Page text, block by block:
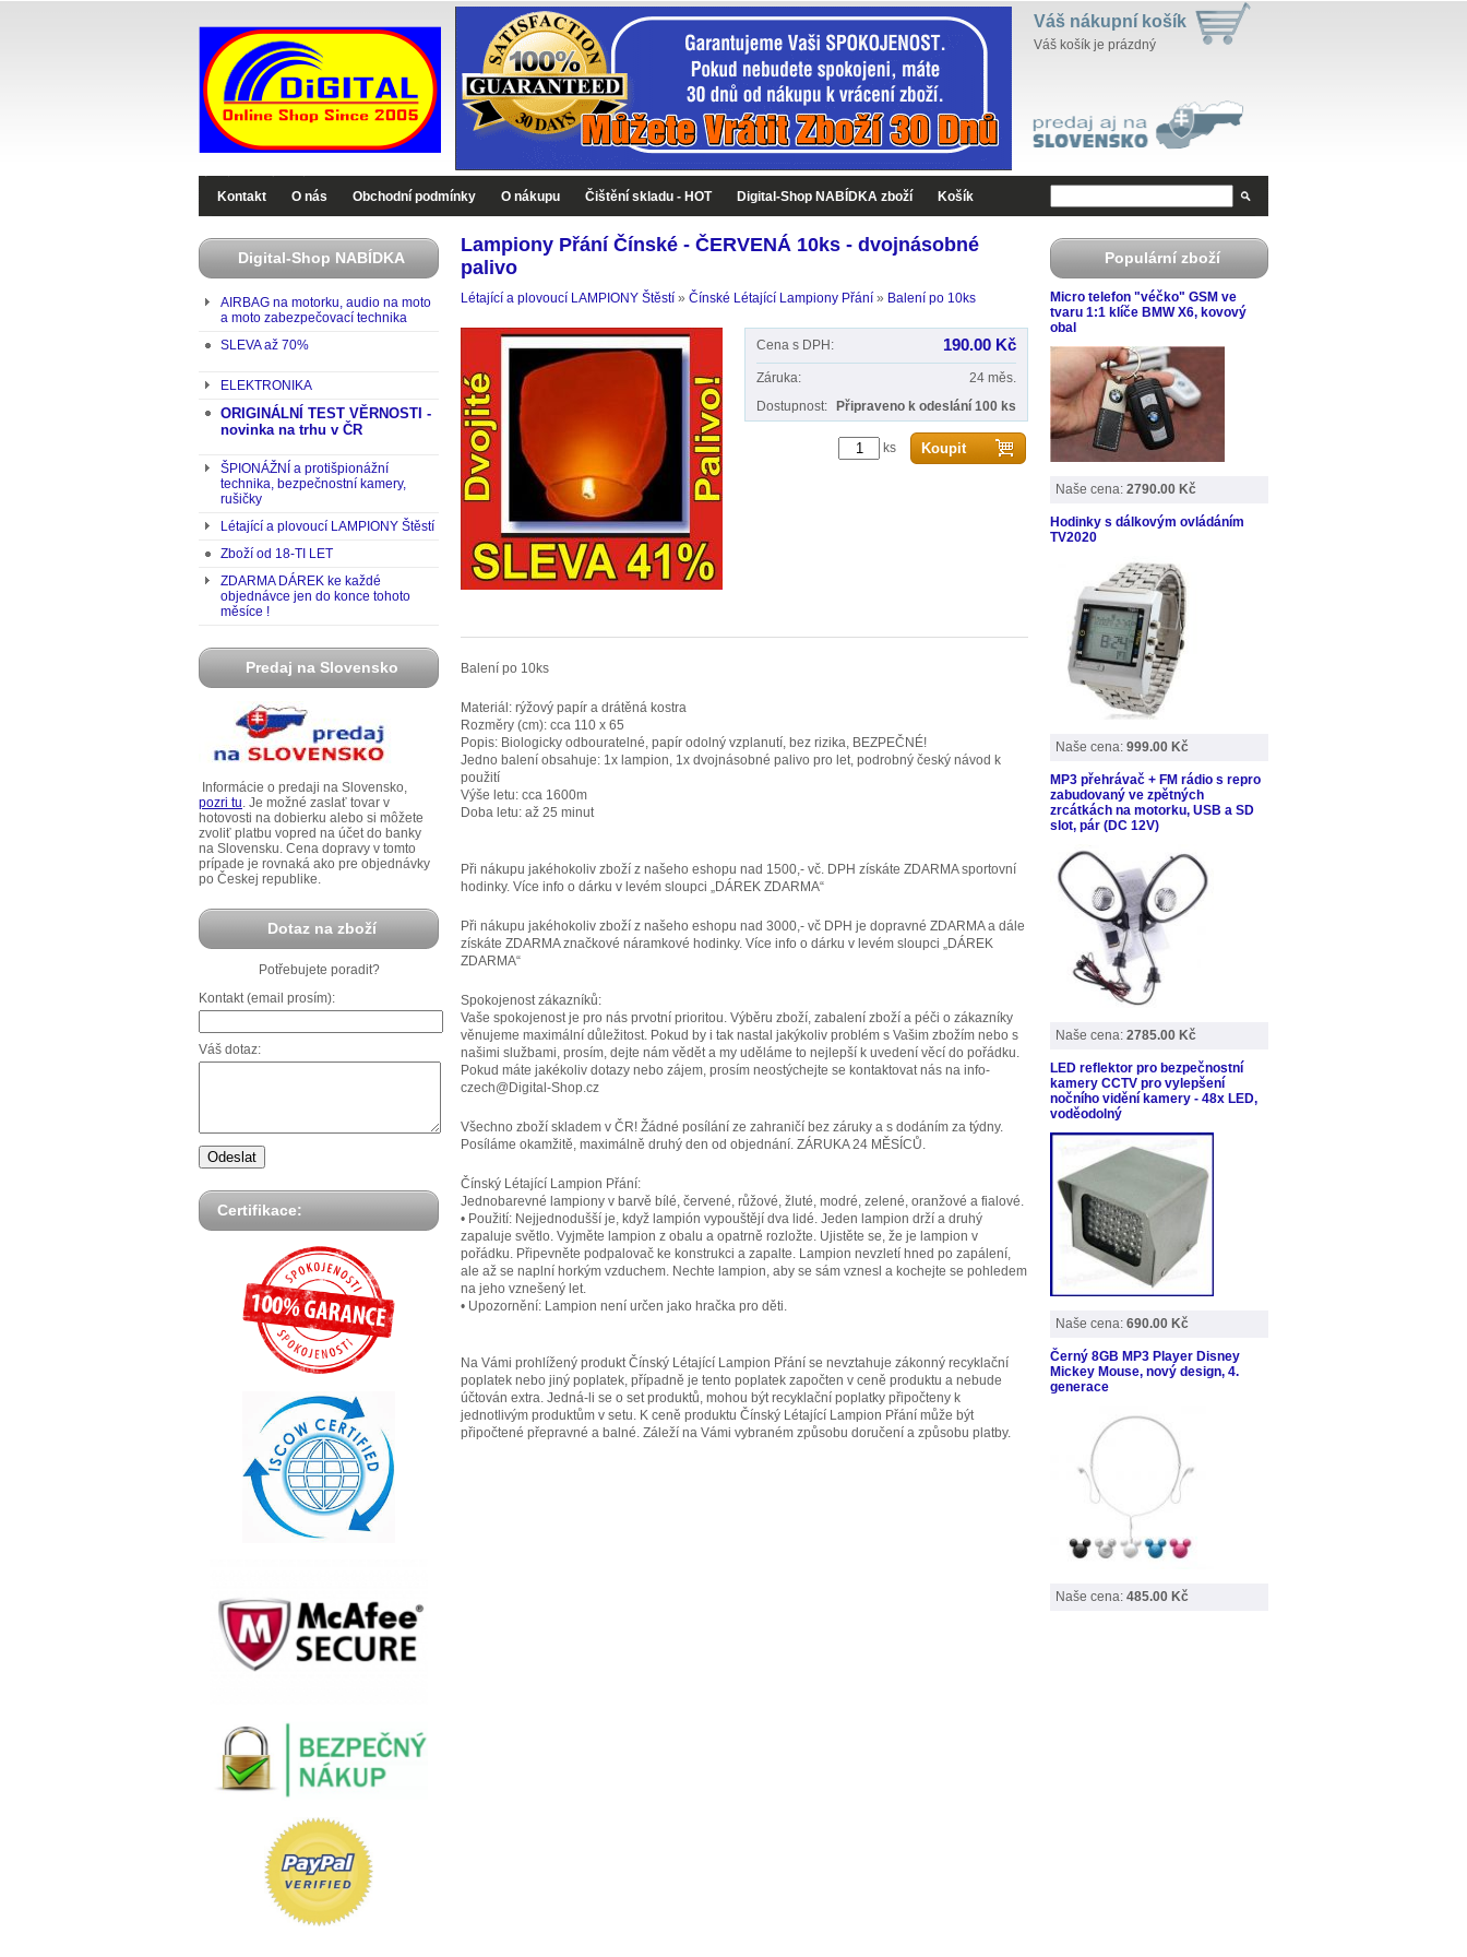
Váš nákupní košík
Váš košík je prázdný
Kontakt O nás Obchodní podmínky O nákupu Čištění skladu - HOT Digital-Shop NABÍDKA zboží Košík
Digital-Shop NABÍDKA
AIRBAG na motorku, audio na moto
a moto zabezpečovací technika
SLEVA až 70%
ELEKTRONIKA
ORIGINÁLNÍ TEST VĚRNOSTI -
novinka na trhu v ČR
ŠPIONÁŽNÍ a protišpionážní
technika, bezpečnostní kamery,
rušičky
Létající a plovoucí LAMPIONY Štěstí
Zboží od 18-TI LET
ZDARMA DÁREK ke každé
objednávce jen do konce tohoto
měsíce !
Predaj na Slovensko
Informácie o predaji na Slovensko,
pozri tu. Je možné zaslať tovar v
hotovosti na dobierku alebo si môžete
zvoliť platbu vopred na účet do banky
na Slovensku. Cena dopravy v tomto
prípade je rovnaká ako pre objednávky
po Českej republike.
Dotaz na zboží
Potřebujete poradit?
Kontakt (email prosím):
Váš dotaz:
Certifikace:
Lampiony Přání Čínské - ČERVENÁ 10ks - dvojnásobné
palivo
Létající a plovoucí LAMPIONY Štěstí » Čínské Létající Lampiony Přání » Balení po 10ks
Cena s DPH: 190.00 Kč
Záruka:
24 měs.
Dostupnost:
Připraveno k odeslání 100 ks
ks
Balení po 10ks
Materiál: rýžový papír a drátěná kostra
Rozměry (cm): cca 110 x 65
Popis: Biologicky odbouratelné, papír odolný vzplanutí, bez rizika, BEZPEČNÉ!
Jedno balení obsahuje: 1x lampion, 1x dvojnásobné palivo pro let, podrobný český návod k
použití
Výše letu: cca 1600m
Doba letu: až 25 minut
Při nákupu jakéhokoliv zboží z našeho eshopu nad 1500,- vč. DPH získáte ZDARMA sportovní
hodinky. Více info o dárku v levém sloupci „DÁREK ZDARMA“
Při nákupu jakéhokoliv zboží z našeho eshopu nad 3000,- vč DPH je dopravné ZDARMA a dále
získáte ZDARMA značkové náramkové hodinky. Více info o dárku v levém sloupci „DÁREK
ZDARMA“
Spokojenost zákazníků:
Vaše spokojenost je pro nás prvotní prioritou. Výběru zboží, zabalení zboží a péči o zákazníky
věnujeme maximální důležitost. Pokud by i tak nastal jakýkoliv problém s Vašim zbožím nebo s
našimi službami, prosím, dejte nám vědět a my uděláme to nejlepší k uvedení věcí do pořádku.
Pokud máte jakékoliv dotazy nebo zájem, prosím neostýchejte se kontaktovat nás na info-
czech@Digital-Shop.cz
Všechno zboží skladem v ČR! Žádné posílání ze zahraničí bez záruky a s dodáním za týdny.
Posíláme okamžitě, maximálně druhý den od objednání. ZÁRUKA 24 MĚSÍCŮ.
Čínský Létající Lampion Přání:
Jednobarevné lampiony v barvě bílé, červené, růžové, žluté, modré, zelené, oranžové a fialové.
• Použití: Nejjednodušší je, když lampión vypouštějí dva lidé. Jeden lampion drží a druhý
zapaluje světlo. Vyjměte lampion z obalu a opatrně rozložte. Ujistěte se, že je lampion v
pořádku. Připevněte podpalovač ke konstrukci a zapalte. Lampion nevzletí hned po zapálení,
ale až se naplní horkým vzduchem. Nechte lampion, aby se sám vznesl a kochejte se pohledem
na jeho vznešený let.
• Upozornění: Lampion není určen jako hračka pro děti.
Na Vámi prohlížený produkt Čínský Létající Lampion Přání se nevztahuje zákonný recyklační
poplatek nebo jiný poplatek, případně je tento poplatek započten v ceně produktu a nebude
účtován extra. Jedná-li se o set produktů, mohou být recyklační poplatky připočteny k
jednotlivým produktům v setu. K ceně produktu Čínský Létající Lampion Přání může být
připočtené přepravné a balné. Záleží na Vámi vybraném způsobu doručení a způsobu platby.
Populární zboží
Micro telefon "véčko" GSM ve
tvaru 1:1 klíče BMW X6, kovový
obal
Naše cena: 2790.00 Kč
Hodinky s dálkovým ovládáním
TV2020
Naše cena: 999.00 Kč
MP3 přehrávač + FM rádio s repro
zabudovaný ve zpětných
zrcátkách na motorku, USB a SD
slot, pár (DC 12V)
Naše cena: 2785.00 Kč
LED reflektor pro bezpečnostní
kamery CCTV pro vylepšení
nočního vidění kamery - 48x LED,
voděodolný
Naše cena: 690.00 Kč
Černý 8GB MP3 Player Disney
Mickey Mouse, nový design, 4.
generace
Naše cena: 485.00 Kč